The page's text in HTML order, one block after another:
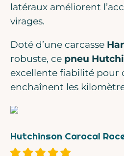
latéraux améliorent
virages.
Doté d’une carcasse
robuste, ce pneu
excellente fiabilité pour
enchaînent les
Hutchinson Caracal